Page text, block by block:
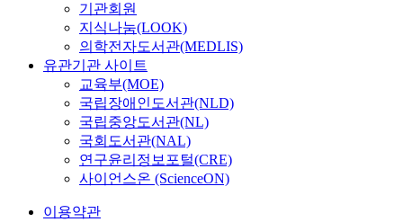
기관회원
지식나눔(LOOK)
의학전자도서관(MEDLIS)
유관기관 사이트
교육부(MOE)
국립장애인도서관(NLD)
국립중앙도서관(NL)
국회도서관(NAL)
연구윤리정보포털(CRE)
사이언스온 (ScienceON)
이용약관